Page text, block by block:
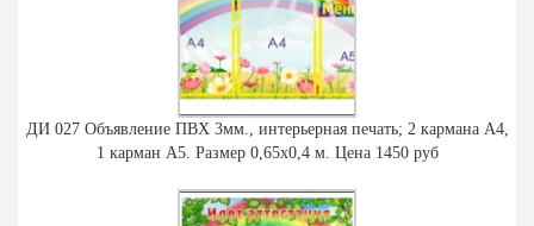
ДИ 027 Объявление ПВХ 3мм., интерьерная печать; 2 кармана А4,
1 карман А5. Размер 0,65х0,4 м. Цена 1450 руб